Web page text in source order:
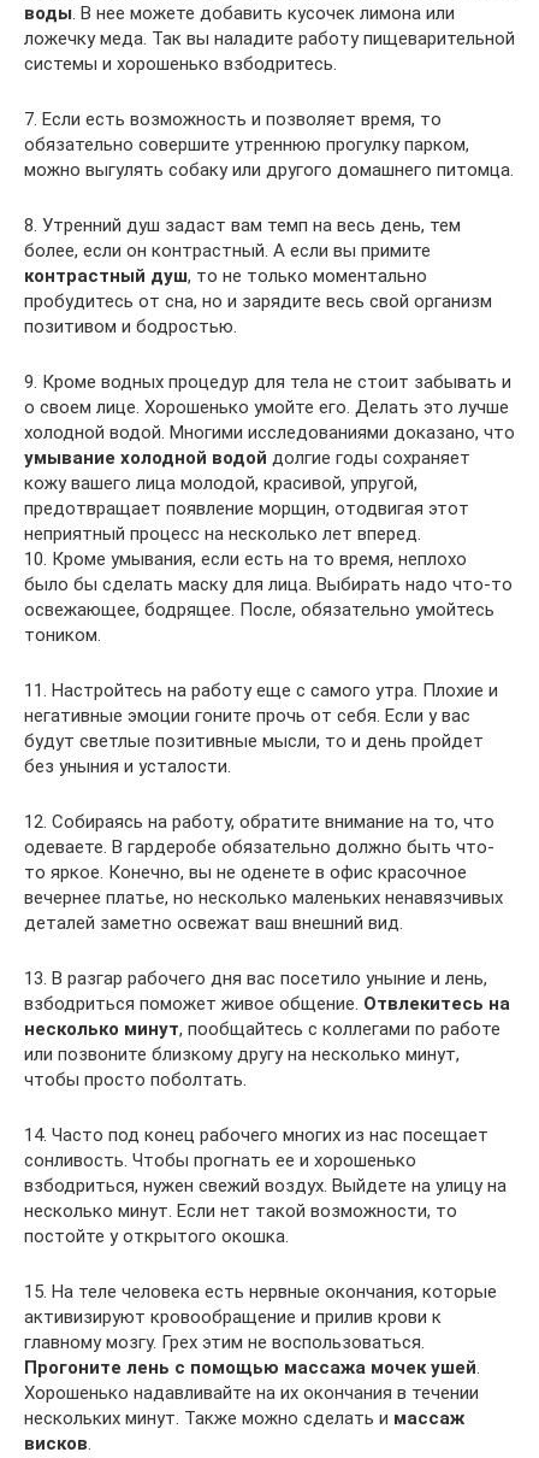
воды. В нее можете добавить кусочек лимона или
ложечку меда. Так вы наладите работу пищеварительной
системы и хорошенько взбодритесь.
7. Если есть возможность и позволяет время, то
обязательно совершите утреннюю прогулку парком,
можно выгулять собаку или другого домашнего питомца.
8. Утренний душ задаст вам темп на весь день, тем
более, если он контрастный. А если вы примите
контрастный душ, то не только моментально
пробудитесь от сна, но и зарядите весь свой организм
позитивом и бодростью.
9. Кроме водных процедур для тела не стоит забывать и
о своем лице. Хорошенько умойте его. Делать это лучше
холодной водой. Многими исследованиями доказано, что
умывание холодной водой долгие годы сохраняет
кожу вашего лица молодой, красивой, упругой,
предотвращает появление морщин, отодвигая этот
неприятный процесс на несколько лет вперед.
10. Кроме умывания, если есть на то время, неплохо
было бы сделать маску для лица. Выбирать надо что-то
освежающее, бодрящее. После, обязательно умойтесь
тоником.
11. Настройтесь на работу еще с самого утра. Плохие и
негативные эмоции гоните прочь от себя. Если у вас
будут светлые позитивные мысли, то и день пройдет
без уныния и усталости.
12. Собираясь на работу, обратите внимание на то, что
одеваете. В гардеробе обязательно должно быть что-
то яркое. Конечно, вы не оденете в офис красочное
вечернее платье, но несколько маленьких ненавязчивых
деталей заметно освежат ваш внешний вид.
13. В разгар рабочего дня вас посетило уныние и лень,
взбодриться поможет живое общение. Отвлекитесь на
несколько минут, пообщайтесь с коллегами по работе
или позвоните близкому другу на несколько минут,
чтобы просто поболтать.
14. Часто под конец рабочего многих из нас посещает
сонливость. Чтобы прогнать ее и хорошенько
взбодриться, нужен свежий воздух. Выйдете на улицу на
несколько минут. Если нет такой возможности, то
постойте у открытого окошка.
15. На теле человека есть нервные окончания, которые
активизируют кровообращение и прилив крови к
главному мозгу. Грех этим не воспользоваться.
Прогоните лень с помощью массажа мочек ушей.
Хорошенько надавливайте на их окончания в течении
нескольких минут. Также можно сделать и массаж
висков.